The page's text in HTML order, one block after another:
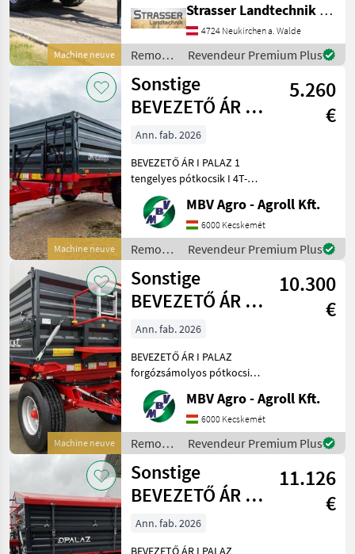
Machine neuve
doppelter Anzahl an
Versteifungen unten -
Schotterklappe 400mm
(Pendelbordwand oben mit
erhöhtem Dr
Strasser Landtechnik GmbH
4724 Neukirchen a. Walde
Remorques
/
Pühringer
Revendeur Premium Plus
Machine neuve
Sonstige
BEVEZETŐ ÁR I
PALAZ 1
tengelyes
pótkocsik I 4T-8
5.260
€
Ann. fab. 2026
BEVEZETŐ ÁR I PALAZ 1
tengelyes pótkocsik I 4T-8T
Ha PALAZ akkor kizárólag
az MBV AGRO! Vásároljon
közvetlenül az importőrtől,
a régió legnagyobb PALAZ
kereskedőitő
MBV Agro - Agroll Kft.
6000 Kecskemét
Remorques
/
Sonstige
Revendeur Premium Plus
Machine neuve
Sonstige
BEVEZETŐ ÁR I
PALAZ
forgózsámolyos
pótkocsik I 8
10.300
€
Ann. fab. 2026
BEVEZETŐ ÁR I PALAZ
forgózsámolyos pótkocsik I
8T-18T Ha PALAZ akkor
kizárólag az MBV AGRO!
Vásároljon közvetlenül az
importőrtől, a régió
legnagyobb PALAZ
keresked
MBV Agro - Agroll Kft.
6000 Kecskemét
Remorques
/
Sonstige
Revendeur Premium Plus
Sonstige
BEVEZETŐ ÁR I
PALAZ Tandem
pótkocsi I 8T-18T
11.126
€
Ann. fab. 2026
BEVEZETŐ ÁR I PALAZ